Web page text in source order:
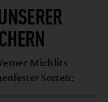
Michlits
Sorten: